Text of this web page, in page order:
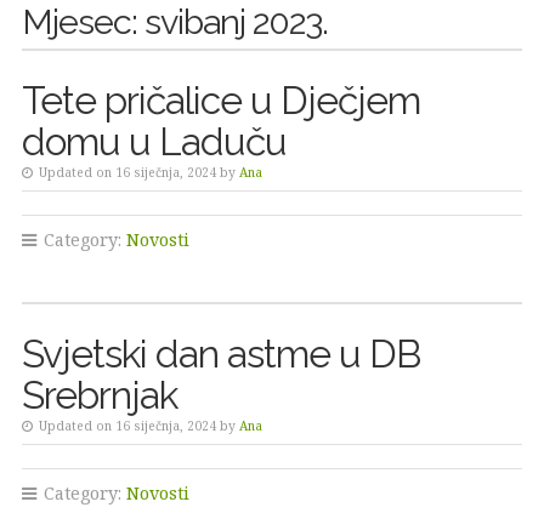
Mjesec: svibanj 2023.
Tete pričalice u Dječjem
domu u Laduču
Updated on 16 siječnja, 2024 by Ana
Category: Novosti
Svjetski dan astme u DB
Srebrnjak
Updated on 16 siječnja, 2024 by Ana
Category: Novosti